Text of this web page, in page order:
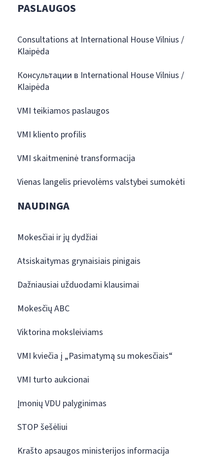
PASLAUGOS
Consultations at International House Vilnius /
Klaipėda
Консультации в International House Vilnius /
Klaipėda
VMI teikiamos paslaugos
VMI kliento profilis
VMI skaitmeninė transformacija
Vienas langelis prievolėms valstybei sumokėti
NAUDINGA
Mokesčiai ir jų dydžiai
Atsiskaitymas grynaisiais pinigais
Dažniausiai užduodami klausimai
Mokesčių ABC
Viktorina moksleiviams
VMI kviečia į „Pasimatymą su mokesčiais“
VMI turto aukcionai
Įmonių VDU palyginimas
STOP šešėliui
Krašto apsaugos ministerijos informacija